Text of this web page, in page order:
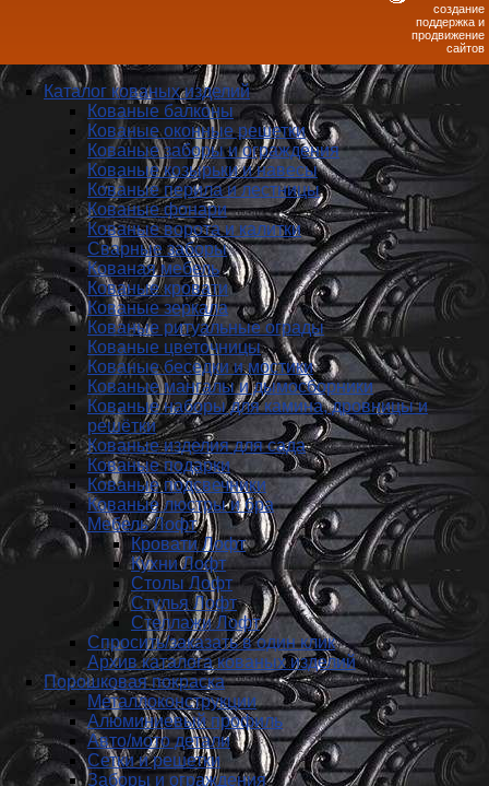
создание
поддержка и
продвижение
сайтов
Каталог кованых изделий
Кованые балконы
Кованые оконные решетки
Кованые заборы и ог­ражде­ния
Кованые козырьки и навесы
Кованые перила и лестницы
Кованые фонари
Кованые ворота и калитки
Сварные заборы
Кованая мебель
Кованые кровати
Кованые зеркала
Кованые ритуальные ограды
Кованые цветочницы
Кованые беседки и мостики
Кованые мангалы и дымосборники
Кованые наборы для камина, дровницы и
решётки
Кованые изделия для сада
Кованые подарки
Кованые подсвечники
Кованые люстры и бра
Мебель Лофт
Кровати Лофт
Кухни Лофт
Столы Лофт
Стулья Лофт
Стеллажи Лофт
Спросить/заказать в один клик
Архив каталога кованых изделий
Порошковая покраска
Металлоконструкции
Алюминиевый профиль
Авто/мото детали
Сетки и решетки
Заборы и ограждения